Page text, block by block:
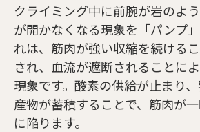
クライミング中に前腕が岩のよ
が開かなくなる現象を「パンプ
れは、筋肉が強い収縮を続ける
され、血流が遮断されることに
現象です。酸素の供給が止まり
産物が蓄積することで、筋肉が
に陥ります。